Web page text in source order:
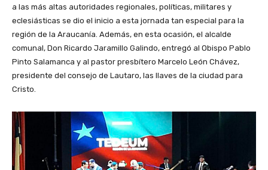
a las más altas autoridades regionales, políticas, militares y
eclesiásticas se dio el inicio a esta jornada tan especial para la
región de la Araucanía. Además, en esta ocasión, el alcalde
comunal, Don Ricardo Jaramillo Galindo, entregó al Obispo Pablo
Pinto Salamanca y al pastor presbítero Marcelo León Chávez,
presidente del consejo de Lautaro, las llaves de la ciudad para
Cristo.